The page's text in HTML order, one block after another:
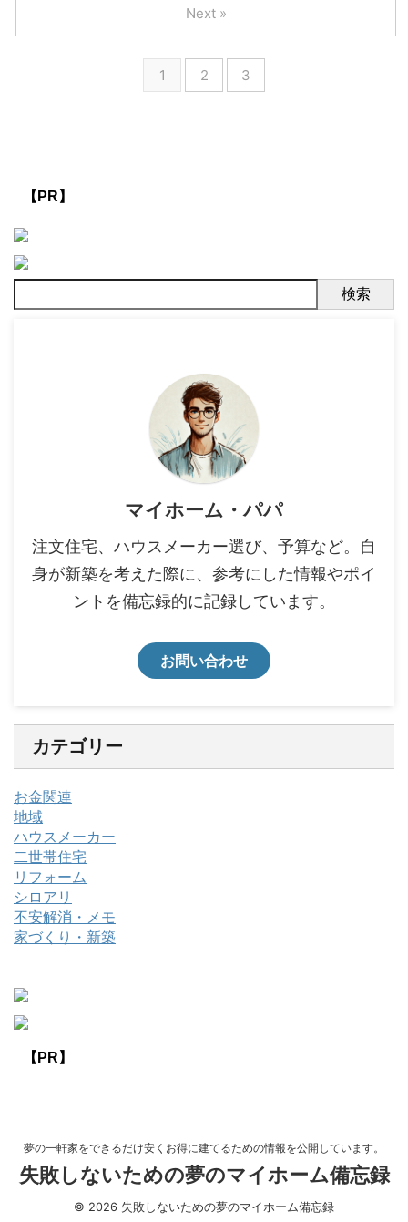
1 2 3
Next »
【PR】
検索
マイホーム・パパ
注文住宅、ハウスメーカー選び、予算など。自
身が新築を考えた際に、参考にした情報やポイ
ントを備忘録的に記録しています。
お問い合わせ
カテゴリー
お金関連
地域
ハウスメーカー
二世帯住宅
リフォーム
シロアリ
不安解消・メモ
家づくり・新築
【PR】
夢の一軒家をできるだけ安くお得に建てるための情報を公開しています。
失敗しないための夢のマイホーム備忘録
© 2026 失敗しないための夢のマイホーム備忘録